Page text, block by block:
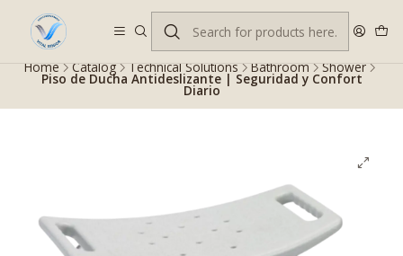
Despacho gratis en RM desde $100.000. Revisa las condiciones.
Home Catalog Technical Solutions Bathroom Shower
Piso de Ducha Antideslizante | Seguridad y Confort
Diario